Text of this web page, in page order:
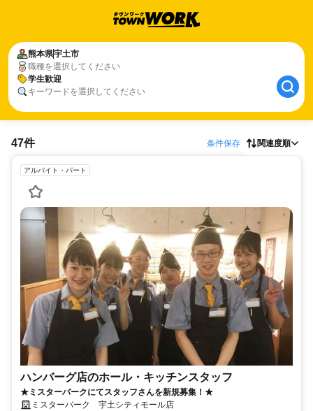
熊本県宇土市
職種を選択してください
学生歓迎
キーワードを選択してください
47件 条件保存 関連度順
アルバイト・パート
ハンバーグ店のホール・キッチンスタッフ
★ミスターバークにてスタッフさんを新規募集！★
ミスターバーク 宇土シティモール店